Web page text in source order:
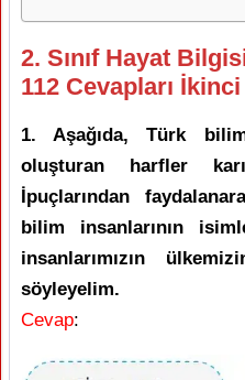
2. Sınıf Hayat
112 Cevapları
1. Aşağıda, Türk
oluşturan harfler
İpuçlarından
bilim insanlarının
insanlarımızın
söyleyelim.
Cevap: